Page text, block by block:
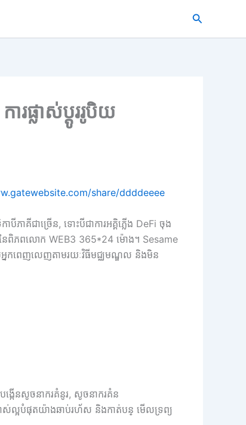
搜
លាស់ប្តូររូបិយ
share/ddddeeee
ាគីជាច្រើន, ទោះបីជាការអគ្គិភ្លើង DeFi ចុង
លយូរនៃពិភពលោក WEB3 365*24 ម៉ោង។ Sesame
អ្នកពេញលេញតាមរយៈវិធីមជ្ឈមណ្ឌល និងមិន
បង្កើនសូចនាករគំនូរ, សូចនាករគំន
ាស់ល្អបំផុតយ៉ាងឆាប់រហ័ស និងកាត់បន្ មើលទ្រព្យ